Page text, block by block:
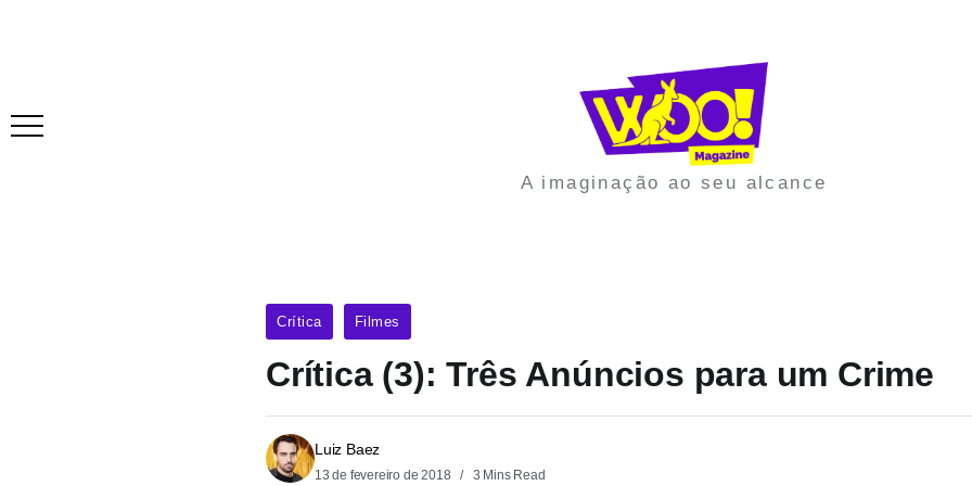
A imaginação ao seu alcance
Crítica Filmes
Crítica (3): Três Anúncios para um Crime
Luiz Baez
13 de fevereiro de 2018 3 Mins Read